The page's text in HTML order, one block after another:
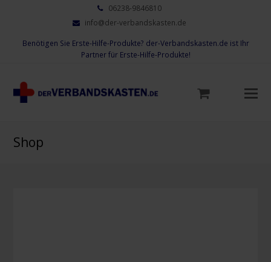
06238-9846810
info@der-verbandskasten.de
Benötigen Sie Erste-Hilfe-Produkte? der-Verbandskasten.de ist Ihr
Partner für Erste-Hilfe-Produkte!
Shop